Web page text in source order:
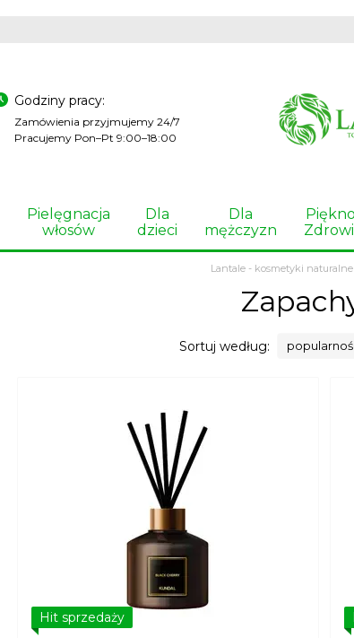
Godziny pracy:
Zamówienia przyjmujemy 24/7
Pracujemy Pon–Pt 9:00–18:00
Pielęgnacja
włosów
Dla
dzieci
Dla
mężczyzn
Lantale - kosmetyki naturalne
Sortuj według:
Hit sprzedaży